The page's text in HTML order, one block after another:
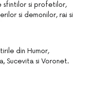
sfintilor si profetilor,
si demonilor, rai si
din Humor,
Sucevita si Voronet.